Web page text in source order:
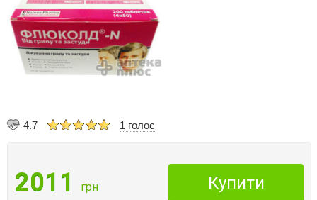
4.7 1 голос
2011 грн Купити